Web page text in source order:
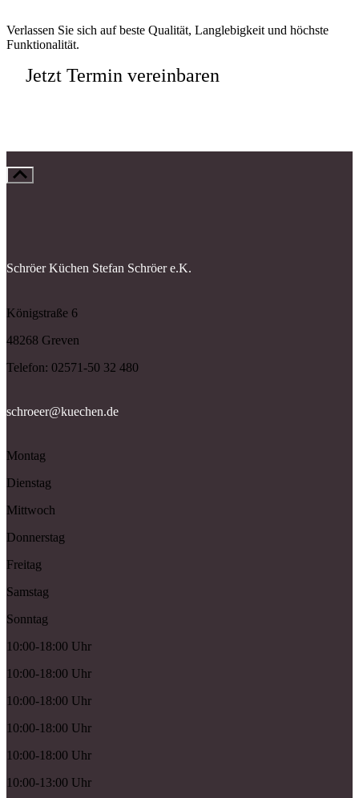
Verlassen Sie sich auf beste Qualität, Langlebigkeit und höchste
Funktionalität.
Jetzt Termin vereinbaren
Schröer Küchen Stefan Schröer e.K.
Königstraße 6
48268 Greven
Telefon: 02571-50 32 480
schroeer@kuechen.de
Montag
Dienstag
Mittwoch
Donnerstag
Freitag
Samstag
Sonntag
10:00-18:00 Uhr
10:00-18:00 Uhr
10:00-18:00 Uhr
10:00-18:00 Uhr
10:00-18:00 Uhr
10:00-13:00 Uhr